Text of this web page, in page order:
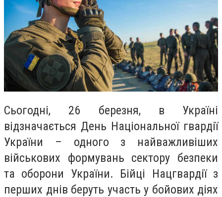
Сьогодні, 26 березня, в Україні
відзначається День Національної гвардії
України – одного з найважливіших
військових формувань сектору безпеки
та оборони України. Бійці Нацгвардії з
перших днів беруть участь у бойових діях